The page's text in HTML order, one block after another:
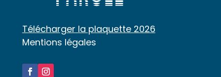
Télécharger la plaquette 2026
Mentions légales